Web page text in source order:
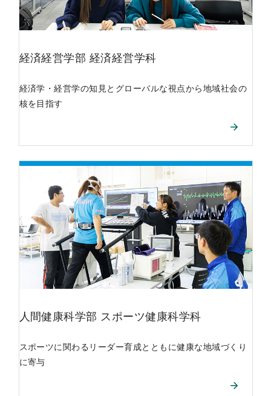
経済経営学部 経済経営学科
経済学・経営学の知見とグローバルな視点から地域社会の
核を目指す
人間健康科学部 スポーツ健康科学科
スポーツに関わるリーダー育成とともに健康な地域づくり
に寄与